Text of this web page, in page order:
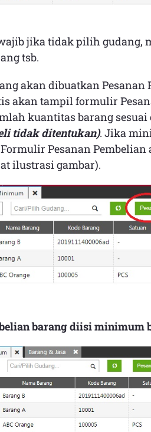
jika tidak pilih gudang,
tsb.
akan dibuatkan Pesanan
akan tampil formulir
kuantitas barang
tidak ditentukan). Jika
Pesanan
ilustrasi gambar).
barang diisi minimum